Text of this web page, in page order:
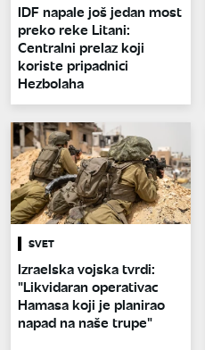
IDF napale još jedan most
preko reke Litani:
Centralni prelaz koji
koriste pripadnici
Hezbolaha
SVET
Izraelska vojska tvrdi:
"Likvidaran operativac
Hamasa koji je planirao
napad na naše trupe"